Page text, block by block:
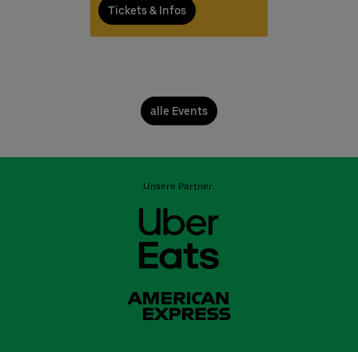
Tickets & Infos
alle Events
Unsere Partner: